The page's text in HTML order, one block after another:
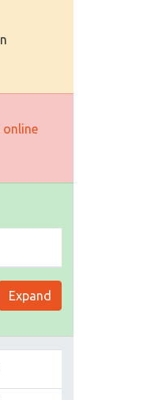
online
Expand